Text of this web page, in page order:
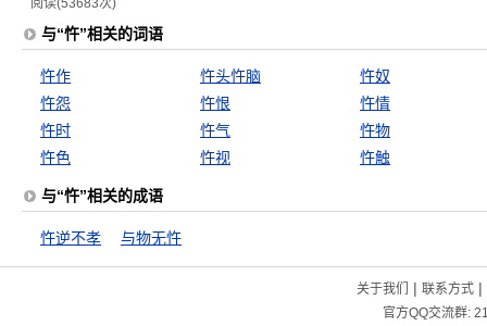
阅读(53683次)
与“忤”相关的词语
忤作 忤头忤脑
忤奴
忤怨
忤恨
忤情
忤时
忤气
忤物
忤色
忤视 忤触
与“忤”相关的成语
忤逆不孝 与物无忤
关于我们 | 联系方式|
官方QQ交流群: